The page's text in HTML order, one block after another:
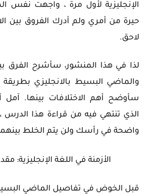
الإنجليزية لأول مرة ، واجهت نفس
حيرة من أمري ولم أدرك الفروق بين
لاحق.
لذا في هذا المنشور، سأشرح الفرق
والماضي البسيط بالانجليزي
سأوضح أهم الاختلافات بينها. آمل
الذي تنتهي فيه من قراءة هذا الدرس ،
واضحة في رأسك ولن يتم الخلط
الأزمنة في اللغة الإنجليزية:
قبل الخوض في تفاصيل الماضي